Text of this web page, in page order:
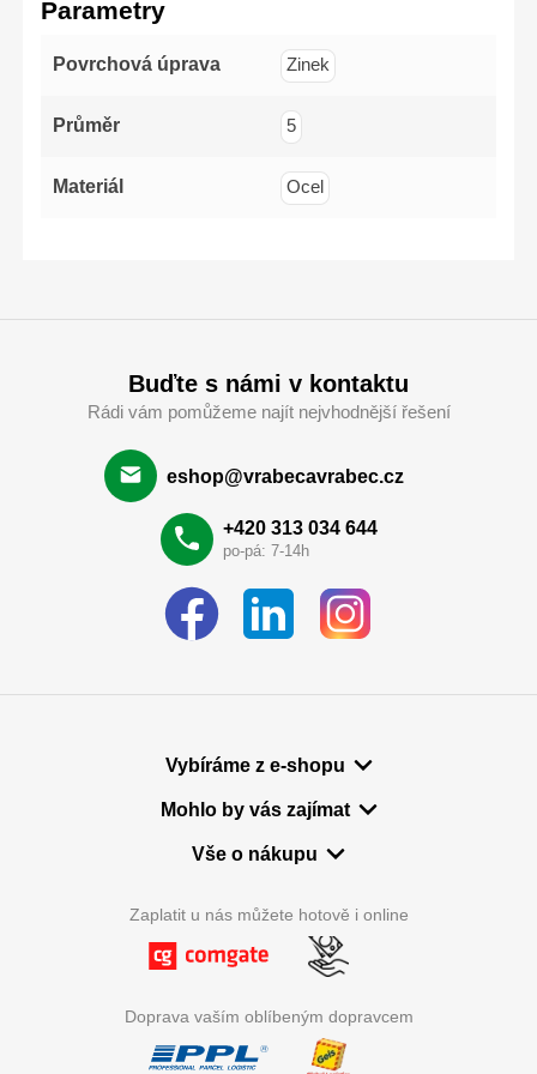
Parametry
Povrchová úprava Zinek
Průměr 5
Materiál Ocel
Buďte s námi v kontaktu
Rádi vám pomůžeme najít nejvhodnější řešení
eshop@vrabecavrabec.cz
+420 313 034 644
po-pá: 7-14h
Vybíráme z e-shopu
Mohlo by vás zajímat
Vše o nákupu
Zaplatit u nás můžete hotově i online
Doprava vaším oblíbeným dopravcem